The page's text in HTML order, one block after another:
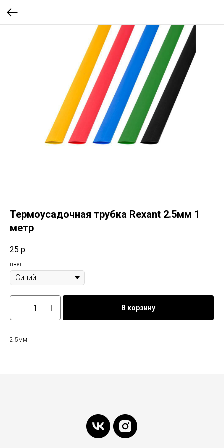
Термоусадочная трубка Rexant 2.5мм 1
метр
25 р.
цвет
В корзину
2.5мм